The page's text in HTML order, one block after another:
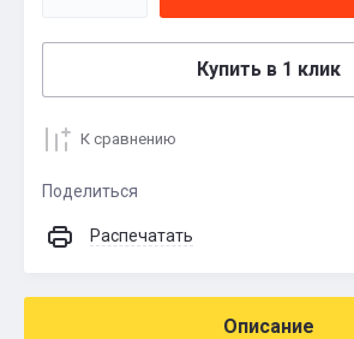
Купить в 1 клик
К сравнению
Поделиться
Распечатать
Описание